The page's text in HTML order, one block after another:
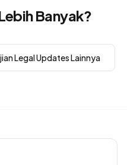
Banyak?
Legal UpdatesLainnya